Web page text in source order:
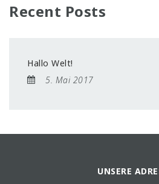
Recent Posts
Hallo Welt!
5. Mai 2017
UNSERE